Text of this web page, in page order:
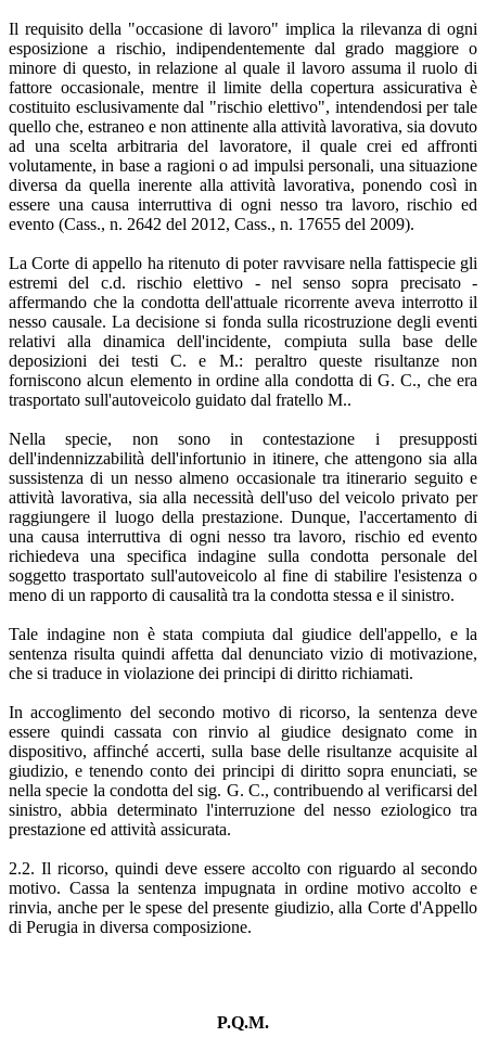
Il requisito della "occasione di lavoro" implica la rilevanza di ogni
esposizione a rischio, indipendentemente dal grado maggiore o
minore di questo, in relazione al quale il lavoro assuma il ruolo di
fattore occasionale, mentre il limite della copertura assicurativa è
costituito esclusivamente dal "rischio elettivo", intendendosi per tale
quello che, estraneo e non attinente alla attività lavorativa, sia dovuto
ad una scelta arbitraria del lavoratore, il quale crei ed affronti
volutamente, in base a ragioni o ad impulsi personali, una situazione
diversa da quella inerente alla attività lavorativa, ponendo così in
essere una causa interruttiva di ogni nesso tra lavoro, rischio ed
evento (Cass., n. 2642 del 2012, Cass., n. 17655 del 2009).
La Corte di appello ha ritenuto di poter ravvisare nella fattispecie gli
estremi del c.d. rischio elettivo - nel senso sopra precisato -
affermando che la condotta dell'attuale ricorrente aveva interrotto il
nesso causale. La decisione si fonda sulla ricostruzione degli eventi
relativi alla dinamica dell'incidente, compiuta sulla base delle
deposizioni dei testi C. e M.: peraltro queste risultanze non
forniscono alcun elemento in ordine alla condotta di G. C., che era
trasportato sull'autoveicolo guidato dal fratello M..
Nella specie, non sono in contestazione i presupposti
dell'indennizzabilità dell'infortunio in itinere, che attengono sia alla
sussistenza di un nesso almeno occasionale tra itinerario seguito e
attività lavorativa, sia alla necessità dell'uso del veicolo privato per
raggiungere il luogo della prestazione. Dunque, l'accertamento di
una causa interruttiva di ogni nesso tra lavoro, rischio ed evento
richiedeva una specifica indagine sulla condotta personale del
soggetto trasportato sull'autoveicolo al fine di stabilire l'esistenza o
meno di un rapporto di causalità tra la condotta stessa e il sinistro.
Tale indagine non è stata compiuta dal giudice dell'appello, e la
sentenza risulta quindi affetta dal denunciato vizio di motivazione,
che si traduce in violazione dei principi di diritto richiamati.
In accoglimento del secondo motivo di ricorso, la sentenza deve
essere quindi cassata con rinvio al giudice designato come in
dispositivo, affinché accerti, sulla base delle risultanze acquisite al
giudizio, e tenendo conto dei principi di diritto sopra enunciati, se
nella specie la condotta del sig. G. C., contribuendo al verificarsi del
sinistro, abbia determinato l'interruzione del nesso eziologico tra
prestazione ed attività assicurata.
2.2. Il ricorso, quindi deve essere accolto con riguardo al secondo
motivo. Cassa la sentenza impugnata in ordine motivo accolto e
rinvia, anche per le spese del presente giudizio, alla Corte d'Appello
di Perugia in diversa composizione.
P.Q.M.